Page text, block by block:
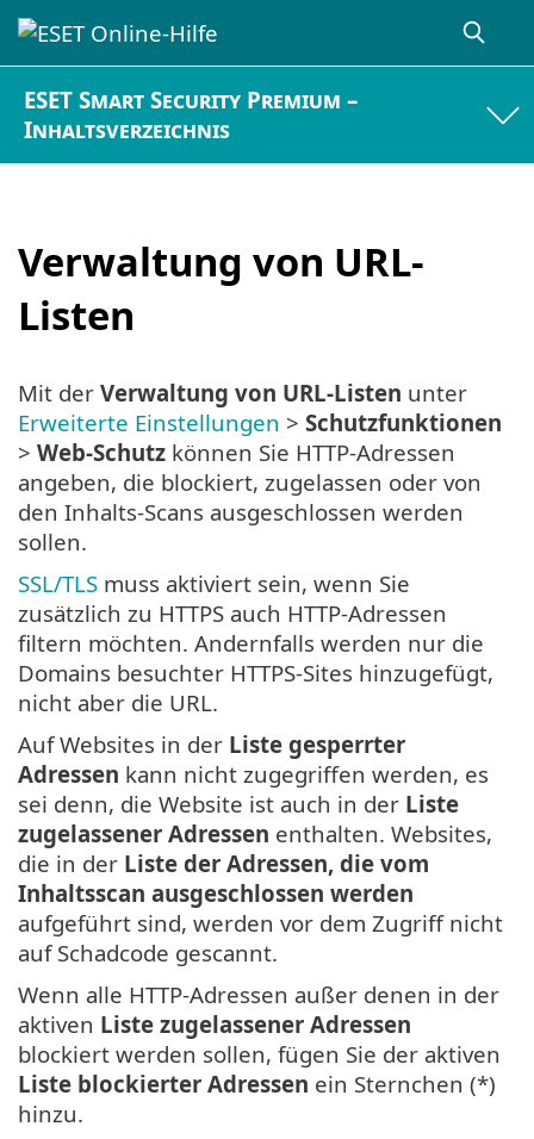
ESET Smart Security Premium –
Inhaltsverzeichnis
Verwaltung von URL-
Listen
Mit der Verwaltung von URL-Listen unter
Erweiterte Einstellungen > Schutzfunktionen
> Web-Schutz können Sie HTTP-Adressen
angeben, die blockiert, zugelassen oder von
den Inhalts-Scans ausgeschlossen werden
sollen.
SSL/TLS muss aktiviert sein, wenn Sie
zusätzlich zu HTTPS auch HTTP-Adressen
filtern möchten. Andernfalls werden nur die
Domains besuchter HTTPS-Sites hinzugefügt,
nicht aber die URL.
Auf Websites in der Liste gesperrter
Adressen kann nicht zugegriffen werden, es
sei denn, die Website ist auch in der Liste
zugelassener Adressen enthalten. Websites,
die in der Liste der Adressen, die vom
Inhaltsscan ausgeschlossen werden
aufgeführt sind, werden vor dem Zugriff nicht
auf Schadcode gescannt.
Wenn alle HTTP-Adressen außer denen in der
aktiven Liste zugelassener Adressen
blockiert werden sollen, fügen Sie der aktiven
Liste blockierter Adressen ein Sternchen (*)
hinzu.